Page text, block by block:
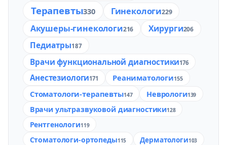
Терапевты330 Гинекологи229
Акушеры-гинекологи216 Хирурги206
Педиатры187
Врачи функциональной диагностики176
Анестезиологи171 Реаниматологи155
Стоматологи-терапевты147 Неврологи139
Врачи ультразвуковой диагностики128
Рентгенологи119
Стоматологи-ортопеды115 Дерматологи103